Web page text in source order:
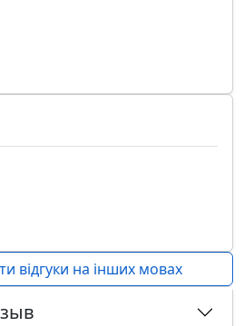
відгуки на інших мовах